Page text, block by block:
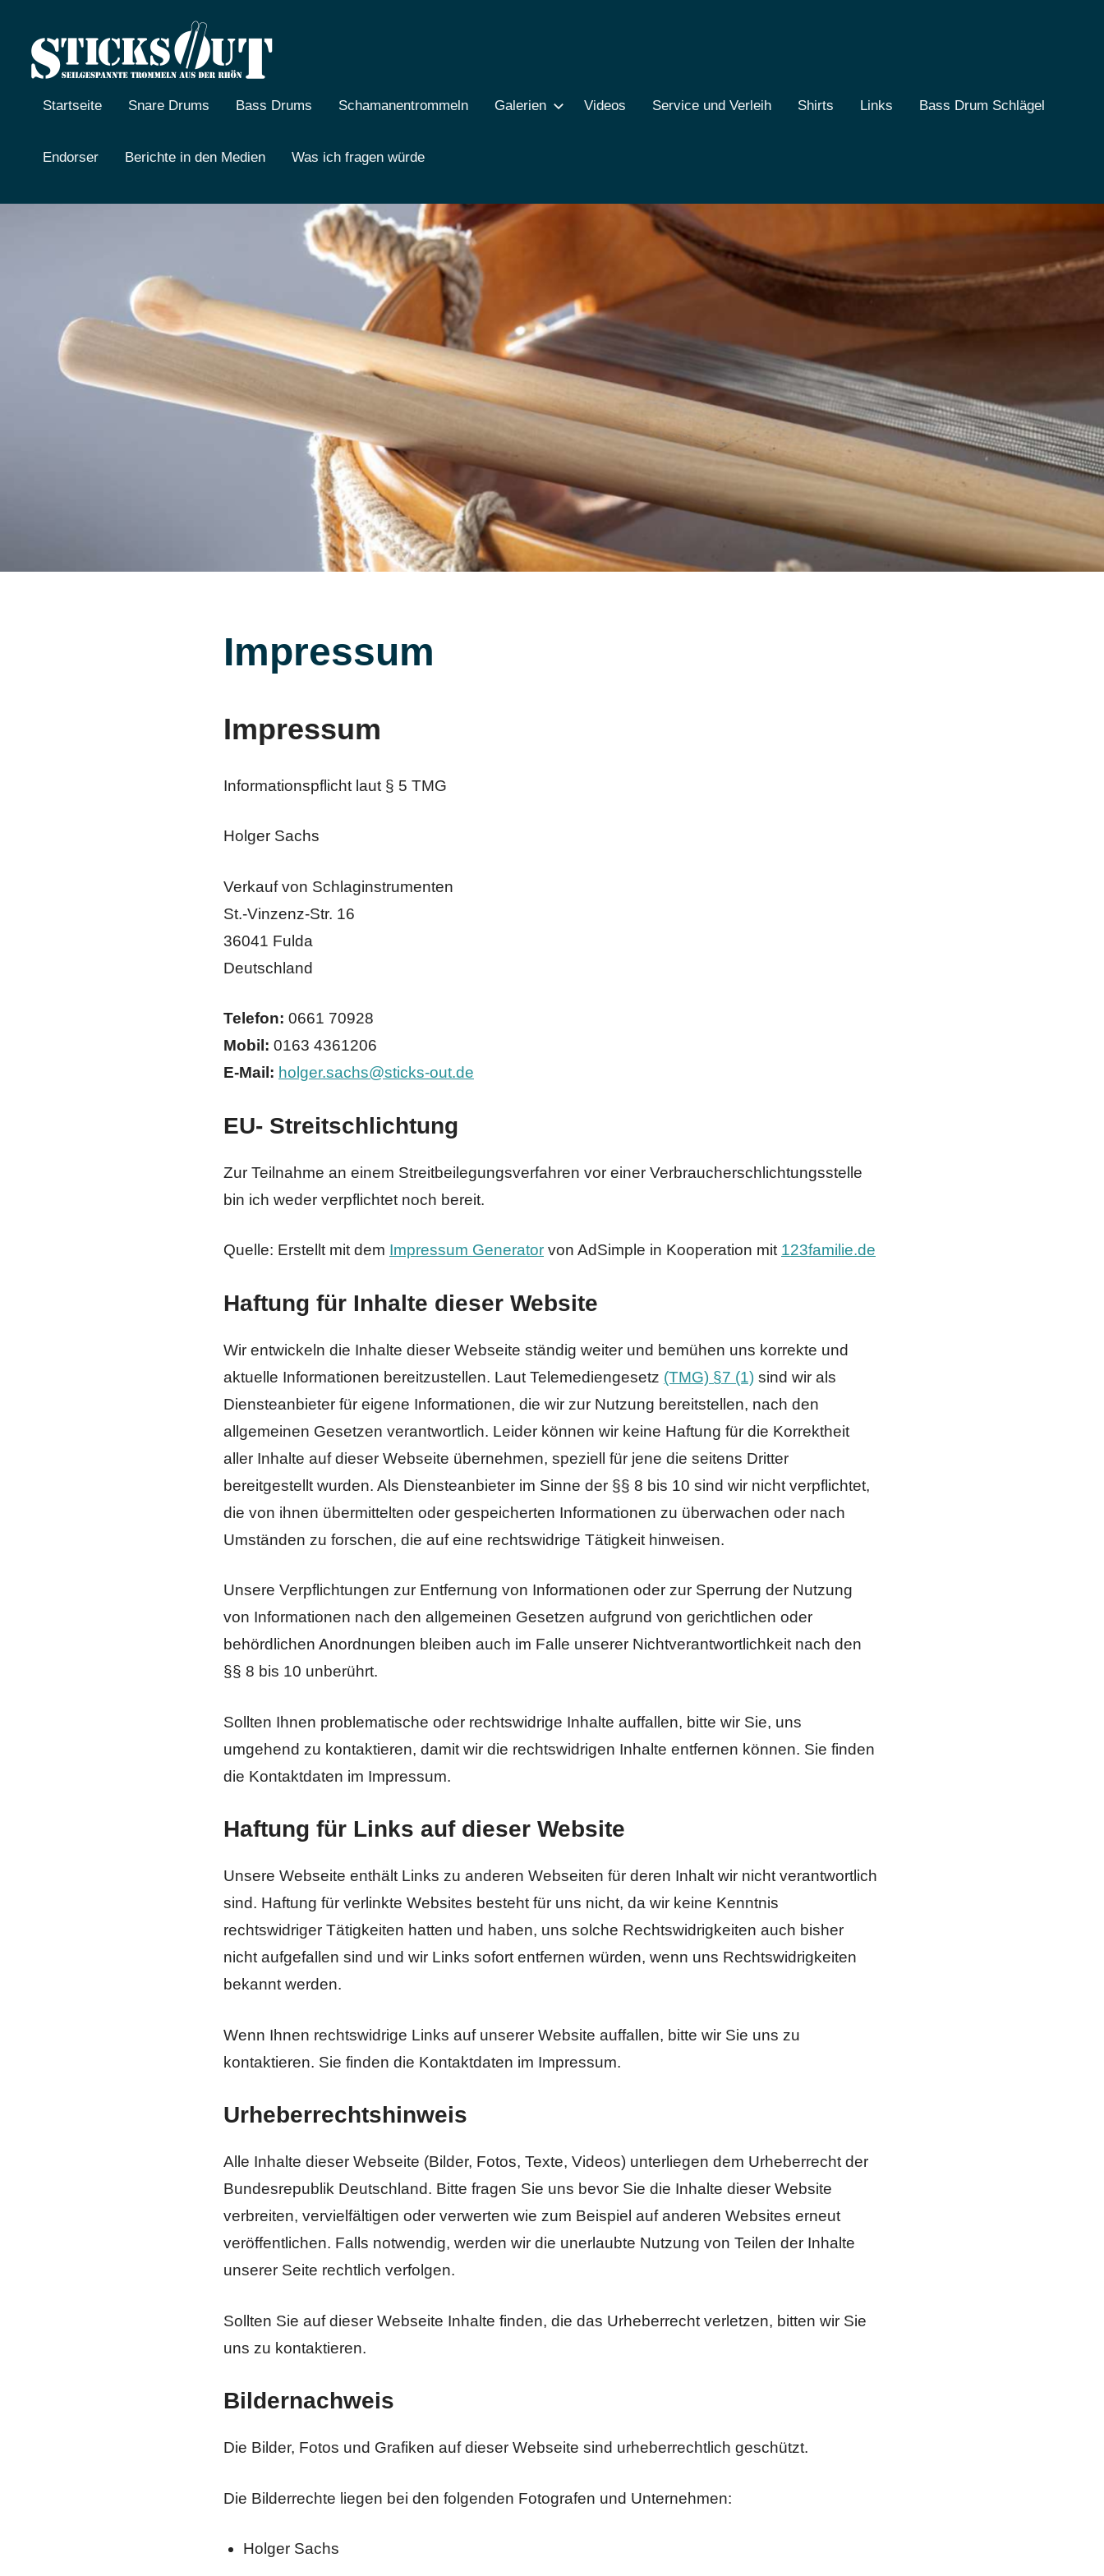
springenSticks
out
Seilgespannte
Trommeln
ausStartseite Snare Drums Bass Drums Schamanentrommeln Galerien Videos Service und Verleih Shirts Links Bass Drum Schlägel
Endorser Berichte in den Medien Was ich fragen würde
Impressum
Impressum
Informationspflicht laut § 5 TMG
Holger Sachs
Verkauf von Schlaginstrumenten
St.-Vinzenz-Str. 16
36041 Fulda
Deutschland
Telefon: 0661 70928
Mobil: 0163 4361206
E-Mail: holger.sachs@sticks-out.de
EU- Streitschlichtung
Zur Teilnahme an einem Streitbeilegungsverfahren vor einer Verbraucherschlichtungsstelle
bin ich weder verpflichtet noch bereit.
Quelle: Erstellt mit dem Impressum Generator von AdSimple in Kooperation mit 123familie.de
Haftung für Inhalte dieser Website
Wir entwickeln die Inhalte dieser Webseite ständig weiter und bemühen uns korrekte und
aktuelle Informationen bereitzustellen. Laut Telemediengesetz (TMG) §7 (1) sind wir als
Diensteanbieter für eigene Informationen, die wir zur Nutzung bereitstellen, nach den
allgemeinen Gesetzen verantwortlich. Leider können wir keine Haftung für die Korrektheit
aller Inhalte auf dieser Webseite übernehmen, speziell für jene die seitens Dritter
bereitgestellt wurden. Als Diensteanbieter im Sinne der §§ 8 bis 10 sind wir nicht verpflichtet,
die von ihnen übermittelten oder gespeicherten Informationen zu überwachen oder nach
Umständen zu forschen, die auf eine rechtswidrige Tätigkeit hinweisen.
Unsere Verpflichtungen zur Entfernung von Informationen oder zur Sperrung der Nutzung
von Informationen nach den allgemeinen Gesetzen aufgrund von gerichtlichen oder
behördlichen Anordnungen bleiben auch im Falle unserer Nichtverantwortlichkeit nach den
§§ 8 bis 10 unberührt.
Sollten Ihnen problematische oder rechtswidrige Inhalte auffallen, bitte wir Sie, uns
umgehend zu kontaktieren, damit wir die rechtswidrigen Inhalte entfernen können. Sie finden
die Kontaktdaten im Impressum.
Haftung für Links auf dieser Website
Unsere Webseite enthält Links zu anderen Webseiten für deren Inhalt wir nicht verantwortlich
sind. Haftung für verlinkte Websites besteht für uns nicht, da wir keine Kenntnis
rechtswidriger Tätigkeiten hatten und haben, uns solche Rechtswidrigkeiten auch bisher
nicht aufgefallen sind und wir Links sofort entfernen würden, wenn uns Rechtswidrigkeiten
bekannt werden.
Wenn Ihnen rechtswidrige Links auf unserer Website auffallen, bitte wir Sie uns zu
kontaktieren. Sie finden die Kontaktdaten im Impressum.
Urheberrechtshinweis
Alle Inhalte dieser Webseite (Bilder, Fotos, Texte, Videos) unterliegen dem Urheberrecht der
Bundesrepublik Deutschland. Bitte fragen Sie uns bevor Sie die Inhalte dieser Website
verbreiten, vervielfältigen oder verwerten wie zum Beispiel auf anderen Websites erneut
veröffentlichen. Falls notwendig, werden wir die unerlaubte Nutzung von Teilen der Inhalte
unserer Seite rechtlich verfolgen.
Sollten Sie auf dieser Webseite Inhalte finden, die das Urheberrecht verletzen, bitten wir Sie
uns zu kontaktieren.
Bildernachweis
Die Bilder, Fotos und Grafiken auf dieser Webseite sind urheberrechtlich geschützt.
Die Bilderrechte liegen bei den folgenden Fotografen und Unternehmen:
Holger Sachs